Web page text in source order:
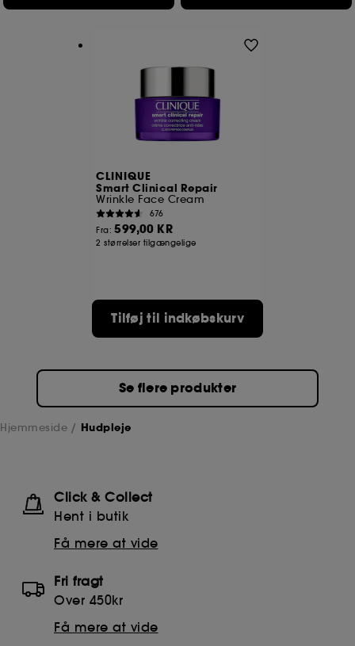
CLINIQUE
Smart Clinical Repair
Wrinkle Face Cream
676
Fra:599,00 KR
2 størrelser tilgængelige
Tilføj til indkøbskurv
Se flere produkter
Hjemmeside Hudpleje
Click & Collect
Hent i butik
Få mere at vide
Fri fragt
Over 450kr
Få mere at vide